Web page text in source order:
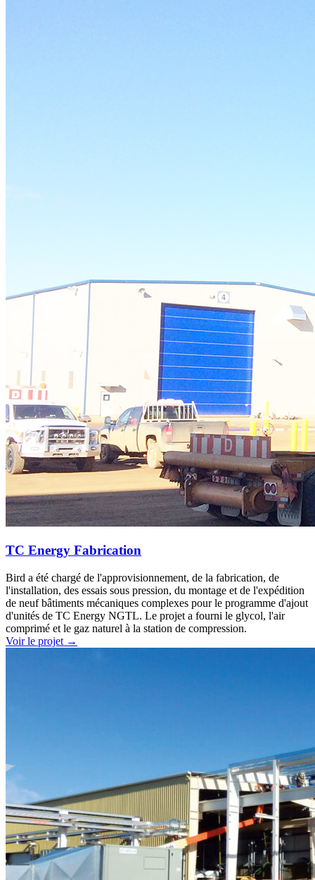
TC Energy Fabrication
Bird a été chargé de l'approvisionnement, de la fabrication, de
l'installation, des essais sous pression, du montage et de l'expédition
de neuf bâtiments mécaniques complexes pour le programme d'ajout
d'unités de TC Energy NGTL. Le projet a fourni le glycol, l'air
comprimé et le gaz naturel à la station de compression.
Voir le projet →